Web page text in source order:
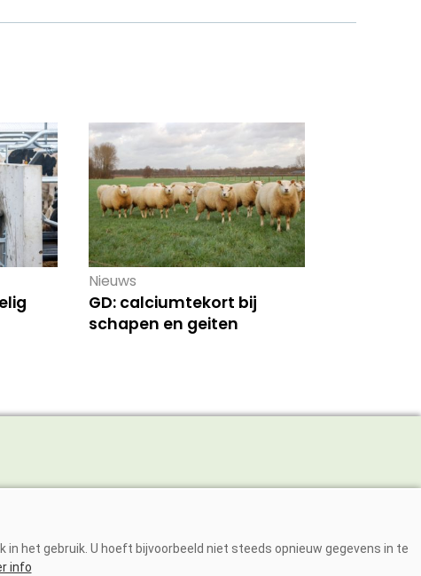
Nieuws
GD: calciumtekort bij
schapen en geiten
het gebruik. U hoeft bijvoorbeeld niet steeds opnieuw gegevens in te
info